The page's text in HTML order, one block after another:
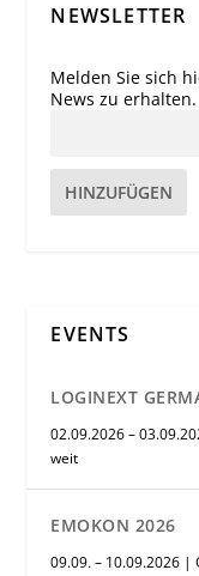
NEWSLETTER
Melden Sie sich
News zu erhalten.
HINZUFÜGEN
EVENTS
LOGINEXT
02.09.2026 –
weit
EMOKON 2026
09.09. – 10.09.2026 |